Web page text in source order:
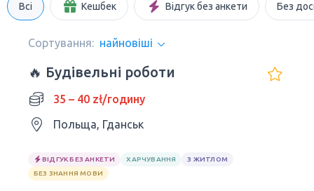
Всі Кешбек Відгук без анкети Без
Сортування: найновіші
🔥 Будівельні роботи
35 – 40 zł/годину
Польща, Гданськ
ВІДГУК БЕЗ АНКЕТИ ХАРЧУВАННЯ
З ЖИТЛОМ
БЕЗ ЗНАННЯ МОВИ